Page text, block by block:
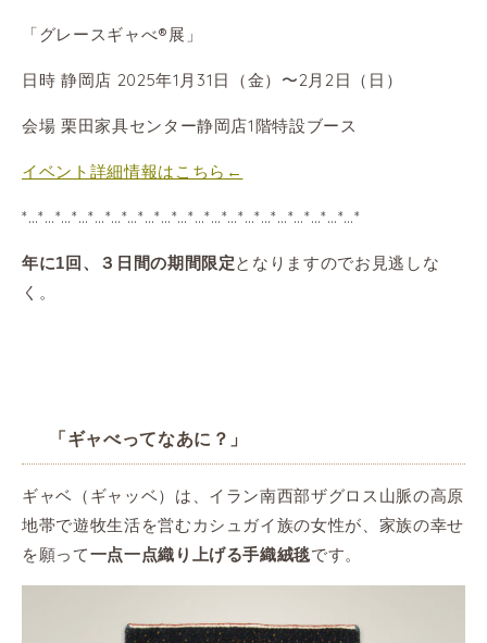
「グレースギャべ®︎展」
日時 静岡店 2025年1月31日（金）〜2月2日（日）
会場 栗田家具センター静岡店1階特設ブース
イベント詳細情報はこちら←
*…*…*…*…*…*…*…*…*…*…*…*…*…*…*…*…*…*…*…*…*
年に1回、３日間の期間限定となりますのでお見逃しな
く。
「ギャべってなあに？」
ギャベ（ギャッベ）は、イラン南西部ザグロス山脈の高原
地帯で遊牧生活を営むカシュガイ族の女性が、家族の幸せ
を願って一点一点織り上げる手織絨毯です。